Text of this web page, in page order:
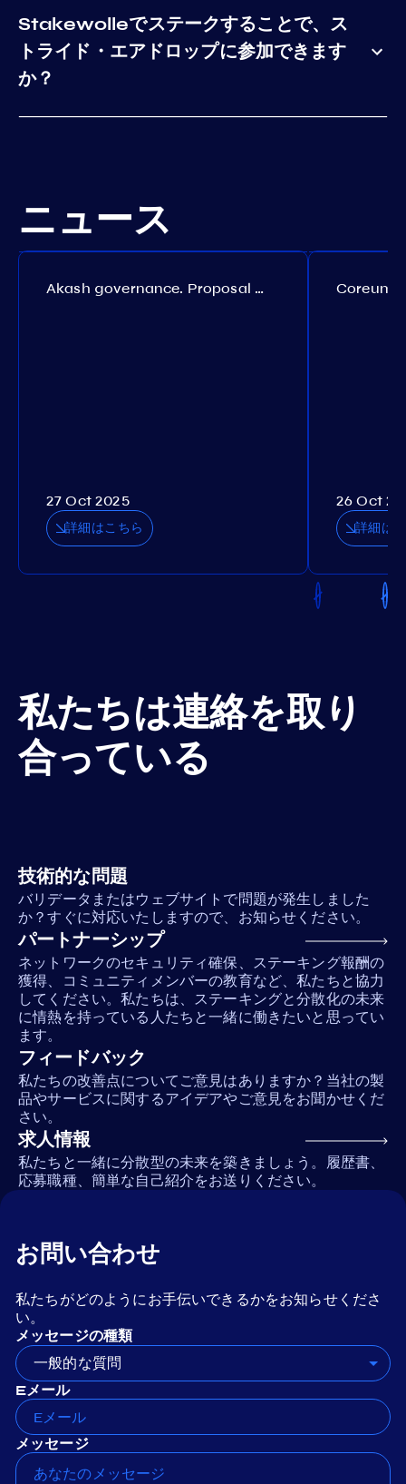
Stakewolleでステークすることで、ス
トライド・エアドロップに参加できます
か？
ニュース
Akash governance. Proposal №308
27 Oct 2025
詳細はこちら
26 Oct
詳細は
私たちは連絡を取り
合っている
技術的な問題
バリデータまたはウェブサイトで問題が発生しました
か？すぐに対応いたしますので、お知らせください。
パートナーシップ
ネットワークのセキュリティ確保、ステーキング報酬の
獲得、コミュニティメンバーの教育など、私たちと協力
してください。私たちは、ステーキングと分散化の未来
に情熱を持っている人たちと一緒に働きたいと思ってい
ます。
フィードバック
私たちの改善点についてご意見はありますか？当社の製
品やサービスに関するアイデアやご意見をお聞かせくだ
さい。
求人情報
私たちと一緒に分散型の未来を築きましょう。履歴書、
応募職種、簡単な自己紹介をお送りください。
お問い合わせ
私たちがどのようにお手伝いできるかをお知らせくださ
い。
メッセージの種類
一般的な質問
Eメール
メッセージ